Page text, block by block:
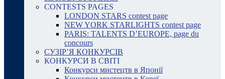
CONTESTS PAGES
LONDON STARS contest page
NEW YORK STARLIGHTS contest page
PARIS: TALENTS D’EUROPE, page du
concours
СУЗІР’Я КОНКУРСІВ
КОНКУРСИ В СВІТІ
Конкурси мистецтв в Японії